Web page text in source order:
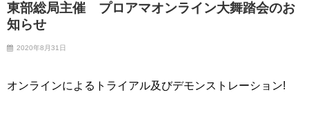
東部総局主催 プロアマオンライン大舞踏会のお
知らせ
2020年8月31日
オンラインによるトライアル及びデモンストレーション!